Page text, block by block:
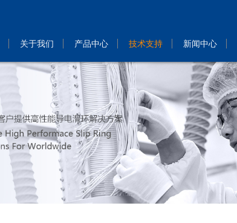
关于我们 产品中心 技术支持 新闻中心